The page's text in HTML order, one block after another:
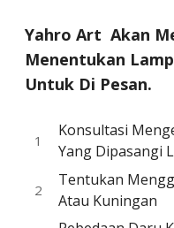
Yahro Art Akan
Menentukan
Untuk Di Pesan.
Konsultasi
Yang Dipasangi
Tentukan
Atau Kuningan